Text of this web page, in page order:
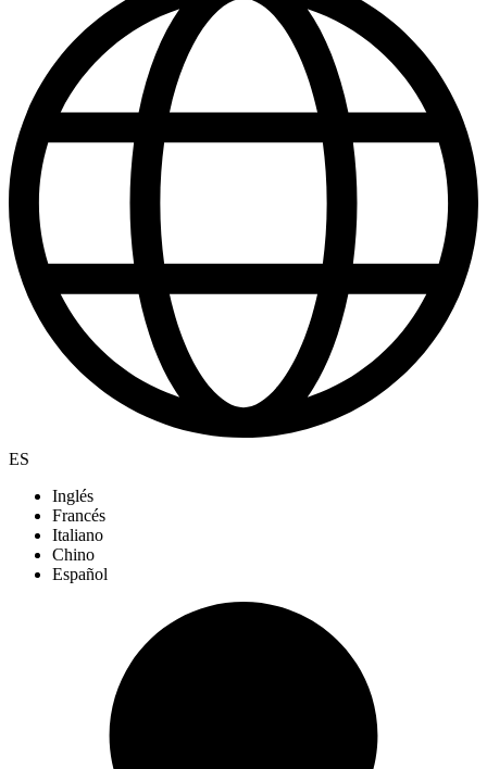
ES
Inglés
Francés
Italiano
Chino
Español